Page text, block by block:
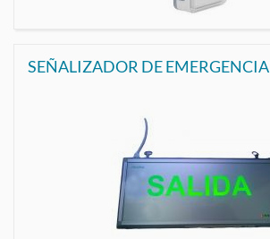
SEÑALIZADOR DE EMERGENCIA